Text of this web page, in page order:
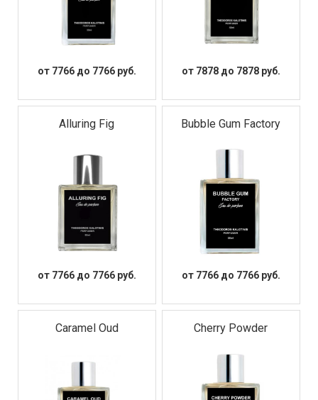
от 7766 до 7766 руб. от 7878 до 7878 руб.
Alluring Fig
от 7766 до 7766 руб.
Bubble Gum Factory
от 7766 до 7766 руб.
Caramel Oud Cherry Powder